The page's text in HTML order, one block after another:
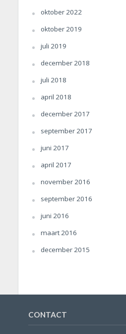
oktober 2022
oktober 2019
juli 2019
december 2018
juli 2018
april 2018
december 2017
september 2017
juni 2017
april 2017
november 2016
september 2016
juni 2016
maart 2016
december 2015
CONTACT